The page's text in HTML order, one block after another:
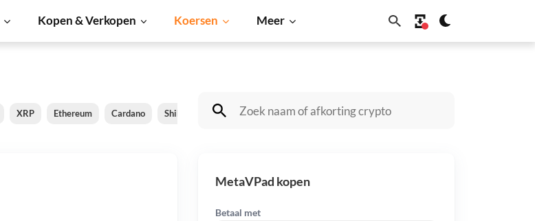
Kopen & Verkopen Koersen Meer
XRP Ethereum Cardano Shiba Inu Dogecoin Solana BNB
MetaVPad kopen
Betaal met